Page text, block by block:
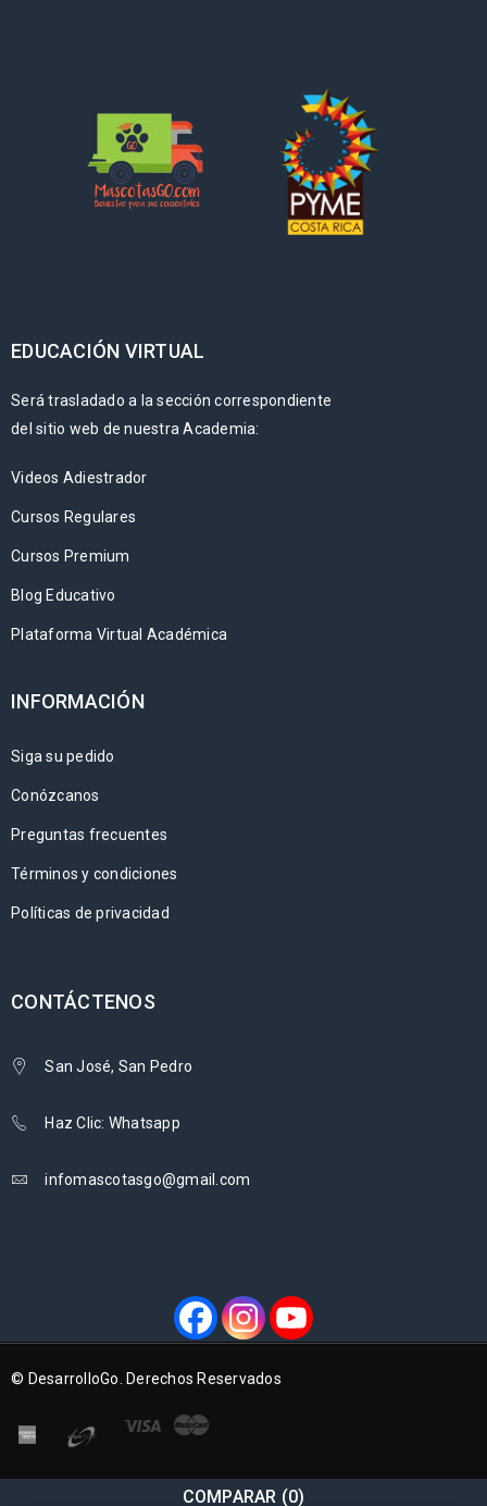
EDUCACIÓN VIRTUAL
Será trasladado a la sección correspondiente
del sitio web de nuestra Academia:
Videos Adiestrador
Cursos Regulares
Cursos Premium
Blog Educativo
Plataforma Virtual Académica
INFORMACIÓN
Siga su pedido
Conózcanos
Preguntas frecuentes
Términos y condiciones
Políticas de privacidad
CONTÁCTENOS
San José, San Pedro
Haz Clic: Whatsapp
infomascotasgo@gmail.com
© DesarrolloGo. Derechos Reservados
COMPARAR (0)